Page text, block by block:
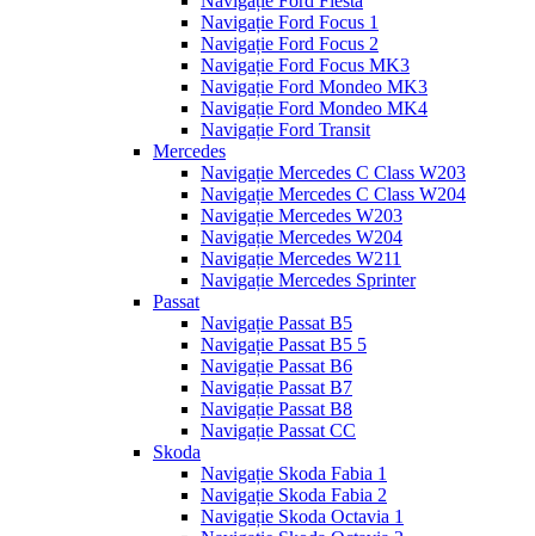
Navigație Ford Focus 1
Navigație Ford Focus 2
Navigație Ford Focus MK3
Navigație Ford Mondeo MK3
Navigație Ford Mondeo MK4
Navigație Ford Transit
Mercedes
Navigație Mercedes C Class W203
Navigație Mercedes C Class W204
Navigație Mercedes W203
Navigație Mercedes W204
Navigație Mercedes W211
Navigație Mercedes Sprinter
Passat
Navigație Passat B5
Navigație Passat B5 5
Navigație Passat B6
Navigație Passat B7
Navigație Passat B8
Navigație Passat CC
Skoda
Navigație Skoda Fabia 1
Navigație Skoda Fabia 2
Navigație Skoda Octavia 1